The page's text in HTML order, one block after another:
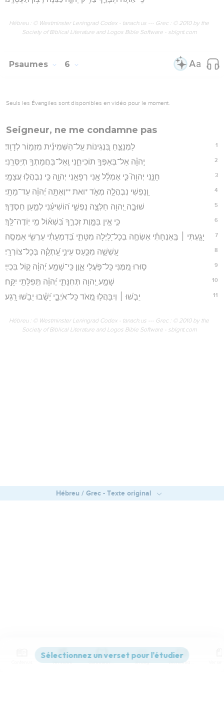
Hébreu : © Westminster Leningrad Codex - tanach.us --- Grec : © 2010 by the
Society of Biblical Literature and Logos Bible Software - sblgnt.com
Psaumes 6
Seuls les Évangiles sont disponibles en vidéo pour le moment.
Seigneur, ne me condamne pas
1 לַמְנַצֵּ֣חַ בִּ֭נְגִינוֹת עַֽל־הַשְּׁמִינִ֗ית מִזְמ֥וֹר לְדָוִֽד׃
2 יְֽהוָ֗ה אַל־בְּאַפְּךָ֥ תוֹכִיחֵ֑נִי וְֽאַל־בַּחֲמָתְךָ֥ תְיַסְּרֵֽנִי׃
3 חָנֵּ֥נִי יְהוָה֮ כִּ֤י אֻמְלַ֫ל אָ֥נִי רְפָאֵ֥נִי יְהוָ֑ה כִּ֖י נִבְהֲל֣וּ עֲצָמָֽי׃
4 וְ֭נַפְשִׁי נִבְהֲלָ֣ה מְאֹ֑ד *ואת **וְאַתָּ֥ה יְ֝הוָ֗ה עַד־מָתָֽי׃
5 שׁוּבָ֣ה יְ֭הוָה חַלְּצָ֣ה נַפְשִׁ֑י ה֝וֹשִׁיעֵ֗נִי לְמַ֣עַן חַסְדֶּֽךָ׃
6 כִּ֤י אֵ֣ין בַּמָּ֣וֶת זִכְרֶ֑ךָ בִּ֝שְׁא֗וֹל מִ֣י יֽוֹדֶה־לָּֽךְ׃
7 יָגַ֤עְתִּי ׀ בְּֽאַנְחָתִ֗י אַשְׂחֶ֣ה בְכָל־לַ֭יְלָה מִטָּתִ֑י בְּ֝דִמְעָתִ֗י עַרְשִׂ֥י אַמְסֶֽה׃
8 עָֽשְׁשָׁ֣ה מִכַּ֣עַס עֵינִ֑י עָֽ֝תְקָ֗ה בְּכָל־צוֹרְרָֽי׃
9 ס֣וּרוּ מִ֭מֶּנִּי כָּל־פֹּ֣עֲלֵי אָ֑וֶן כִּֽי־שָׁמַ֥ע יְ֝הוָ֗ה ק֣וֹל בִּכְיִֽי׃
10 שָׁמַ֣ע יְ֭הוָה תְּחִנָּתִ֑י יְ֝הוָ֗ה תְּֽפִלָּתִ֥י יִקָּֽח׃
11 יֵבֹ֤שׁוּ ׀ וְיִבָּהֲל֣וּ מְ֭אֹד כָּל־אֹיְבָ֑י יָ֝שֻׁ֗בוּ יֵבֹ֥שׁוּ רָֽגַע׃
Hébreu : © Westminster Leningrad Codex - tanach.us --- Grec : © 2010 by the
Society of Biblical Literature and Logos Bible Software - sblgnt.com
Versions Commentaires Strong
Hébreu / Grec - Texte original